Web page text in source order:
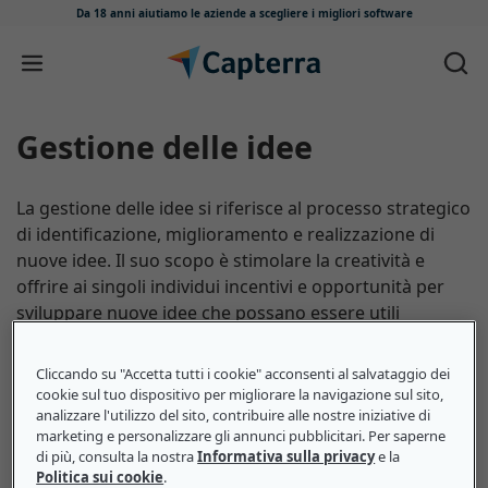
Da 18 anni aiutiamo le aziende a scegliere i migliori software
Salta e vai al contenuto
Gestione delle idee
La gestione delle idee si riferisce al processo strategico
di identificazione, miglioramento e realizzazione di
nuove idee. Il suo scopo è stimolare la creatività e
offrire ai singoli individui incentivi e opportunità per
sviluppare nuove idee che possano essere utili
metodica del processo di ideazione a partire dalla
formazione del pensiero, passando per la fase di
miglioramento fino alla realizzazione dell'idea stessa.
Cliccando su "Accetta tutti i cookie" acconsenti al salvataggio dei
cookie sul tuo dispositivo per migliorare la navigazione sul sito,
analizzare l'utilizzo del sito, contribuire alle nostre iniziative di
marketing e personalizzare gli annunci pubblicitari. Per saperne
di più, consulta la nostraInformativa sulla privacye la
Politica sui cookie.